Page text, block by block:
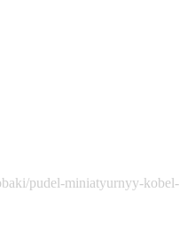
pudel-miniatyurnyy-kobel-